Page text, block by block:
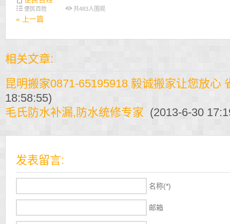
便民百姓 共483人围观
« 上一篇
相关文章:
昆明搬家0871-65195918 毅诚搬家让您放心
18:58:55)
毛氏防水补漏,防水统修专家 (2013-6-30
发表留言:
名称(*)
邮箱